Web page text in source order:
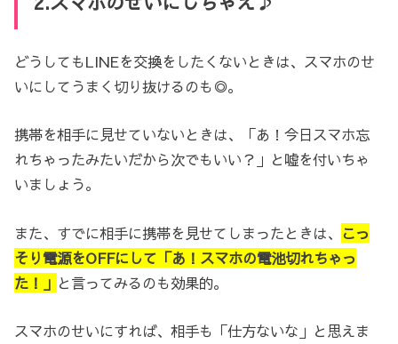
どうしてもLINEを交換をしたくないときは、スマホのせ
いにしてうまく切り抜けるのも◎。
携帯を相手に見せていないときは、「あ！今日スマホ忘
れちゃったみたいだから次でもいい？」と嘘を付いちゃ
いましょう。
また、すでに相手に携帯を見せてしまったときは、 こっ
そり電源をOFFにして「あ！スマホの電池切れちゃっ
た！」 と言ってみるのも効果的。
スマホのせいにすれば、相手も「仕方ないな」と思えま